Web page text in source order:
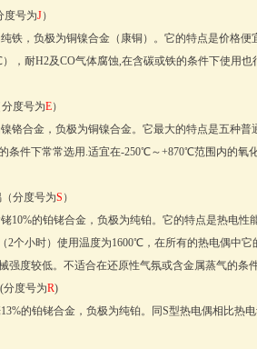
度号为J）
铁，负极为铜镍合金（康铜）。它的特点是价格
，耐H2及CO气体腐蚀,在含碳或铁的条件下使用
度号为E）
铬合金，负极为铜镍合金。它最大的特点是五种
条件下常常选用.适宜在-250℃～+870℃范围内的
分度号为S ）
10%的铂铑合金，负极为纯铂。它的特点是热电性
2个小时）使用温度为1600℃，在所有的热电偶中
强度较低。不适合在还原性气氛或含金属蒸气的条件
度号为R)
的铂铑合金，负极为纯铂。同S型热电偶相比热